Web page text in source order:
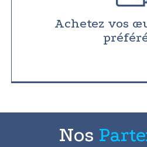
Achetez vos
Nos